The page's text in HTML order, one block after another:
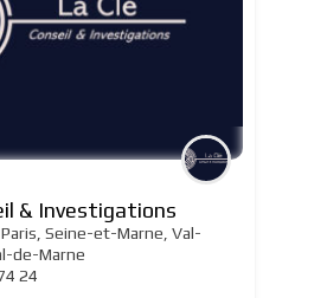
& Investigations
Paris Seine-et-Marne Val-
de-Marne
24